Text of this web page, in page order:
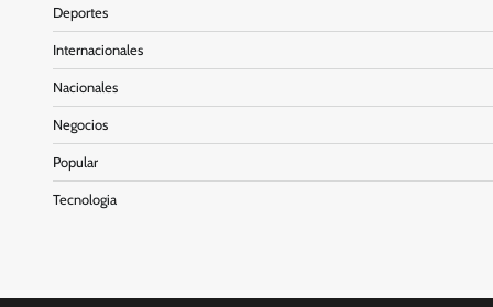
Deportes
Internacionales
Nacionales
Negocios
Popular
Tecnologia